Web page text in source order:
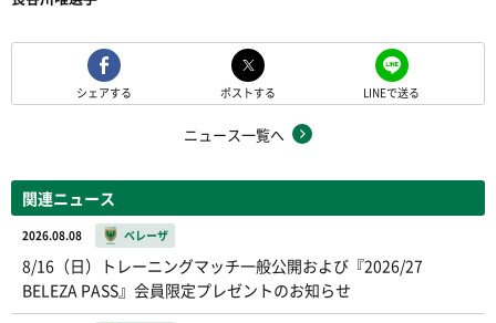
シェアする ポストする LINEで送る
ニュース一覧へ
関連ニュース
2026.08.08 ベレーザ
8/16（日）トレーニングマッチ一般公開および『2026/27
BELEZA PASS』会員限定プレゼントのお知らせ